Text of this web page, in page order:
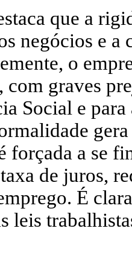
que a
negócios e a
o
com graves
Social e
forçada a se
de juros,
É
leis